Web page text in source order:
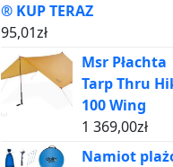
® KUP TERAZ
95,01zł
Msr Płachta
Tarp Thru
100 Wing
1 369,00zł
Namiot